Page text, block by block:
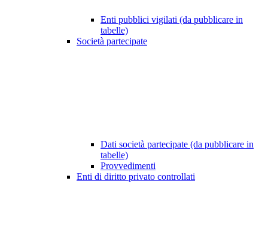
Enti pubblici vigilati (da pubblicare in
tabelle)
Società partecipate
Dati società partecipate (da pubblicare in
tabelle)
Provvedimenti
Enti di diritto privato controllati